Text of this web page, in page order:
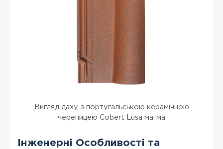
Вигляд даху з португальською керамічною
черепицею Cobert Lusa магма
Інженерні Особливості та